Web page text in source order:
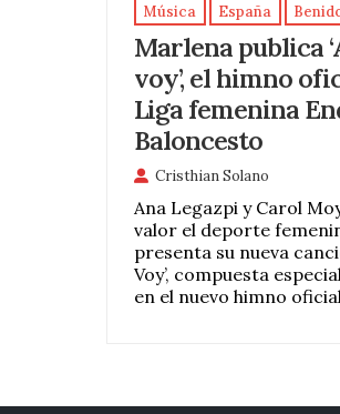
Música España
Marlena publica
voy’, el himno
Liga femenina
Baloncesto
Cristhian Solano
Ana Legazpi y Carol
valor el deporte
presenta su nueva
Voy’, compuesta
en el nuevo himno